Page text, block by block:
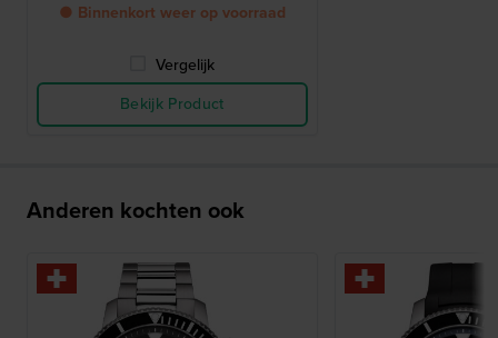
● Binnenkort weer op voorraad
Vergelijk
Bekijk Product
Anderen kochten ook